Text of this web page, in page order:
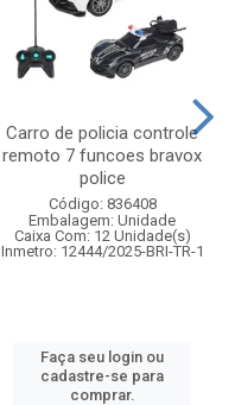
Carro de policia controle
remoto 7 funcoes bravox
police
Código: 836408
Embalagem: Unidade
Caixa Com: 12 Unidade(s)
Inmetro: 12444/2025-BRI-TR-1
Faça seu login ou
cadastre-se para
comprar.